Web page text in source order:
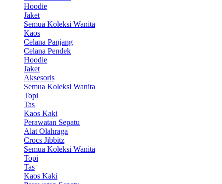
Hoodie
Jaket
Semua Koleksi Wanita
Kaos
Celana Panjang
Celana Pendek
Hoodie
Jaket
Aksesoris
Semua Koleksi Wanita
Topi
Tas
Kaos Kaki
Perawatan Sepatu
Alat Olahraga
Crocs Jibbitz
Semua Koleksi Wanita
Topi
Tas
Kaos Kaki